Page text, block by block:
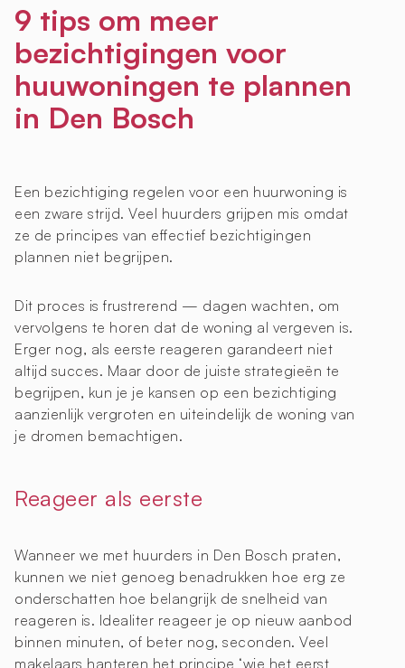
9 tips om meer
bezichtigingen voor
huuwoningen te plannen
in Den Bosch
Een bezichtiging regelen voor een huurwoning is
een zware strijd. Veel huurders grijpen mis omdat
ze de principes van effectief bezichtigingen
plannen niet begrijpen.
Dit proces is frustrerend — dagen wachten, om
vervolgens te horen dat de woning al vergeven is.
Erger nog, als eerste reageren garandeert niet
altijd succes. Maar door de juiste strategieën te
begrijpen, kun je je kansen op een bezichtiging
aanzienlijk vergroten en uiteindelijk de woning van
je dromen bemachtigen.
Reageer als eerste
Wanneer we met huurders in Den Bosch praten,
kunnen we niet genoeg benadrukken hoe erg ze
onderschatten hoe belangrijk de snelheid van
reageren is. Idealiter reageer je op nieuw aanbod
binnen minuten, of beter nog, seconden. Veel
makelaars hanteren het principe ‘wie het eerst